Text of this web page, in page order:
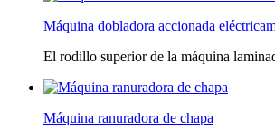
Máquina dobladora accionada
El rodillo superior de la máquina
Máquina ranuradora de chapa